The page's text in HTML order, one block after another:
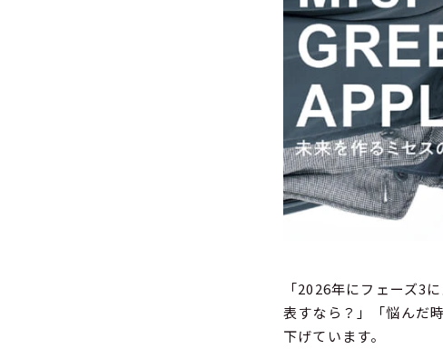
「2026年にフェーズ3
表すなら？」「悩んだ
下げています。